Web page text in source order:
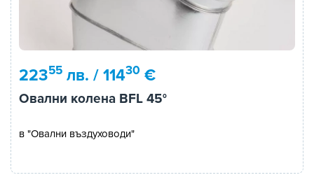
22355 лв. / 11430 €
Овални колена BFL 45°
в "Овални въздуховоди"